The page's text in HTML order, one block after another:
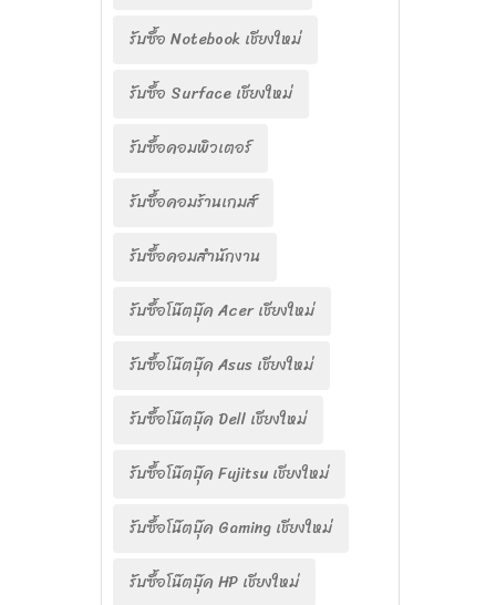
รับซื้อ Notebook เชียงใหม่
รับซื้อ Surface เชียงใหม่
รับซื้อคอมพิวเตอร์
รับซื้อคอมร้านเกมส์
รับซื้อคอมสำนักงาน
รับซื้อโน๊ตบุ๊ค Acer เชียงใหม่
รับซื้อโน๊ตบุ๊ค Asus เชียงใหม่
รับซื้อโน๊ตบุ๊ค Dell เชียงใหม่
รับซื้อโน๊ตบุ๊ค Fujitsu เชียงใหม่
รับซื้อโน๊ตบุ๊ค Gaming เชียงใหม่
รับซื้อโน๊ตบุ๊ค HP เชียงใหม่